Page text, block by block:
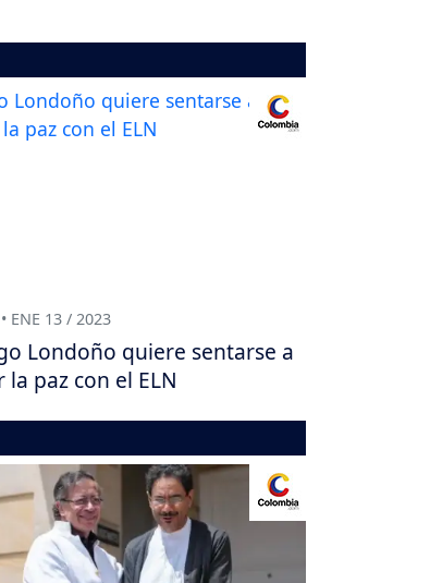
ENE 13 / 2023
Londoño quiere sentarse a
la paz con el ELN